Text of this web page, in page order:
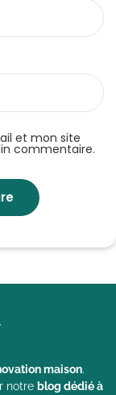
et mon site
commentaire.
maison.
notre blog dédié à